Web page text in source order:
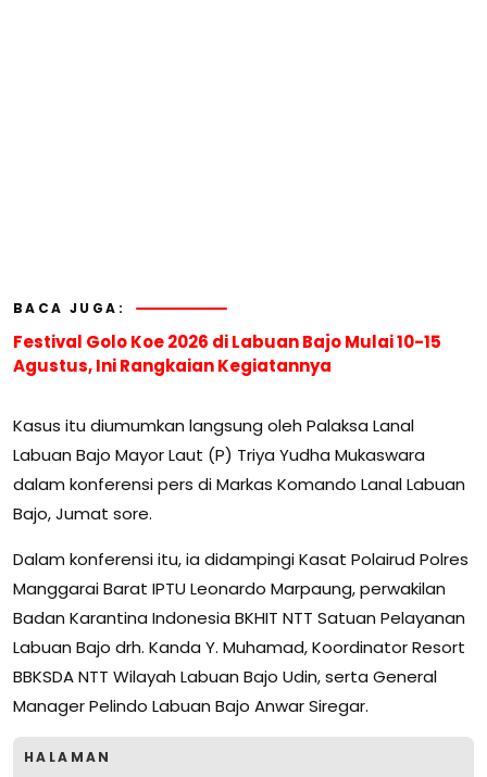
BACA JUGA:
Festival Golo Koe 2026 di Labuan Bajo Mulai 10-15
Agustus, Ini Rangkaian Kegiatannya
Kasus itu diumumkan langsung oleh Palaksa Lanal
Labuan Bajo Mayor Laut (P) Triya Yudha Mukaswara
dalam konferensi pers di Markas Komando Lanal Labuan
Bajo, Jumat sore.
Dalam konferensi itu, ia didampingi Kasat Polairud Polres
Manggarai Barat IPTU Leonardo Marpaung, perwakilan
Badan Karantina Indonesia BKHIT NTT Satuan Pelayanan
Labuan Bajo drh. Kanda Y. Muhamad, Koordinator Resort
BBKSDA NTT Wilayah Labuan Bajo Udin, serta General
Manager Pelindo Labuan Bajo Anwar Siregar.
HALAMAN